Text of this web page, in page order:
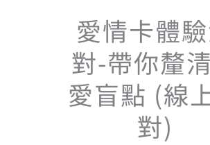
愛情卡體
對-帶你釐
愛盲點 (線
對)